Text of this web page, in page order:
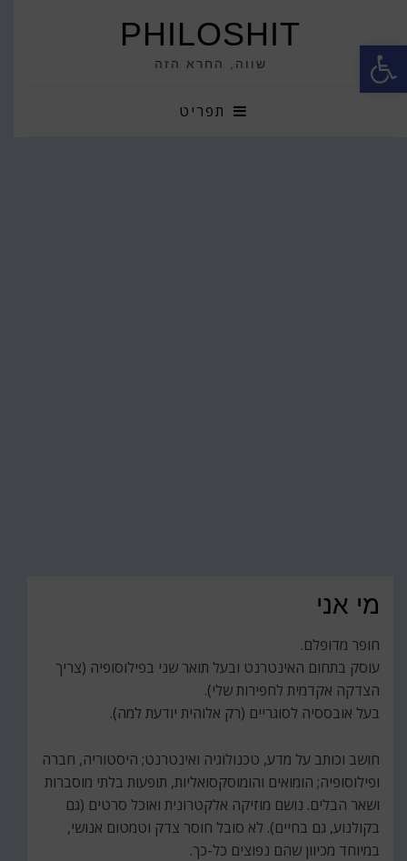
פתח סרגל נגישות PHILOSHIT
שווה, החרא הזה
תפריט
מי אני
חופר מדופלם.
עוסק בתחום האינטרנט ובעל תואר שני בפילוסופיה (צריך
הצדקה אקדמית לחפירות שלי).
בעל אובססיה לסוגריים (רק אלוהית יודעת למה).
חושב וכותב על מדע, טכנולוגיה ואינטרנט; היסטוריה, חברה
ופילוסופיה; הומואים והומוסקסואליות, תופעות בלתי מוסברות
ושאר הבלים. נושם מוזיקה אלקטרונית ואוכל סרטים (גם
בקולנוע, גם בחיים). לא סובל חוסר צדק וטמטום אנושי,
במיוחד מכיוון שהם נפוצים כל-כך.